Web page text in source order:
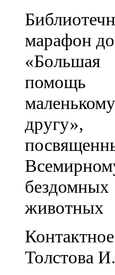
марафон
«Большая
помощь
маленькому
другу»,
бездомных
животных
Толстова